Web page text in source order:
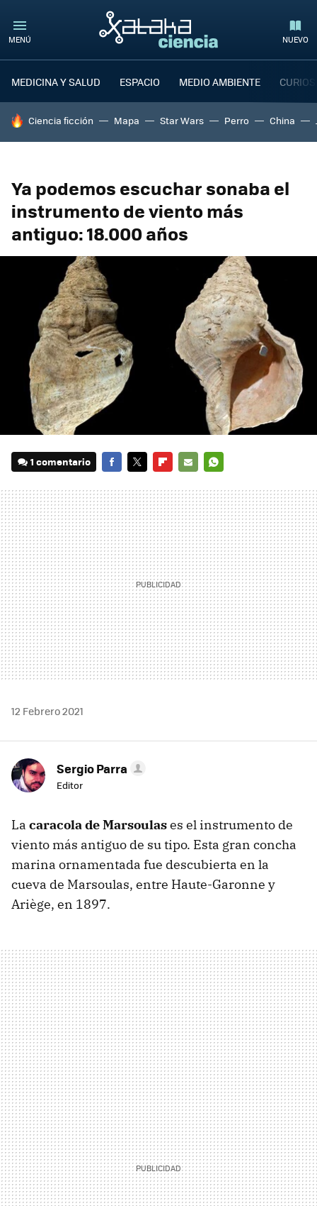
MENÚ NUEVO
MEDICINA Y SALUD ESPACIO MEDIO AMBIENTE
HOY SE HABLA DE
Ciencia ficción Mapa Star Wars Perro China
Ya podemos escuchar sonaba el
instrumento de viento más
antiguo: 18.000 años
1 comentario
MAIL
12 Febrero 2021
Sergio Parra
Editor
La caracola de Marsoulases el instrumento de
viento más antiguo de su tipo. Esta gran concha
marina ornamentada fue descubierta en la
cueva de Marsoulas, entre Haute-Garonne y
Ariège, en 1897.